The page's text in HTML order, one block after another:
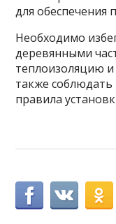
для обеспечения
Необходимо
деревянными
теплоизоляцию
также
правила